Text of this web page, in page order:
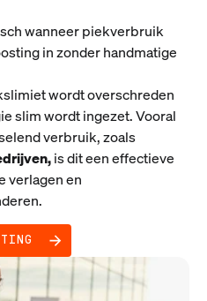
wanneer piekverbruik
in zonder handmatige
wordt overschreden
slim wordt ingezet. Vooral
verbruik, zoals
is dit een effectieve
verlagen en